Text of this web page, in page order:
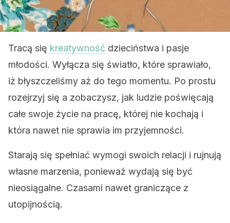
Tracą się kreatywność dzieciństwa i pasje
młodości. Wyłącza się światło, które sprawiało,
iż błyszczeliśmy aż do tego momentu. Po prostu
rozejrzyj się a zobaczysz, jak ludzie poświęcają
całe swoje życie na pracę, której nie kochają i
która nawet nie sprawia im przyjemności.
Starają się spełniać wymogi swoich relacji i rujnują
własne marzenia, ponieważ wydają się być
nieosiągalne. Czasami nawet graniczące z
utopijnością.